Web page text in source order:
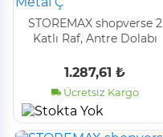
STOREMAX shopverse 2
Katlı Raf, Antre Dolabı
Çözümü, ve Yer Tasarrufu
Sağlayan, Metal Ç
1.287,61 ₺
Ücretsiz Kargo